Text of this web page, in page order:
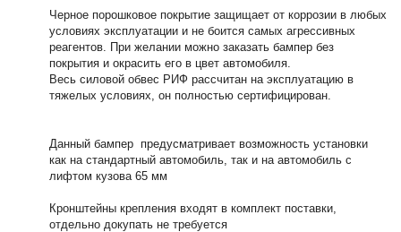
Черное порошковое покрытие защищает от коррозии в любых
условиях эксплуатации и не боится самых агрессивных
реагентов. При желании можно заказать бампер без
покрытия и окрасить его в цвет автомобиля.
Весь силовой обвес РИФ рассчитан на эксплуатацию в
тяжелых условиях, он полностью сертифицирован.
Данный бампер предусматривает возможность установки
как на стандартный автомобиль, так и на автомобиль с
лифтом кузова 65 мм
Кронштейны крепления входят в комплект поставки,
отдельно докупать не требуется